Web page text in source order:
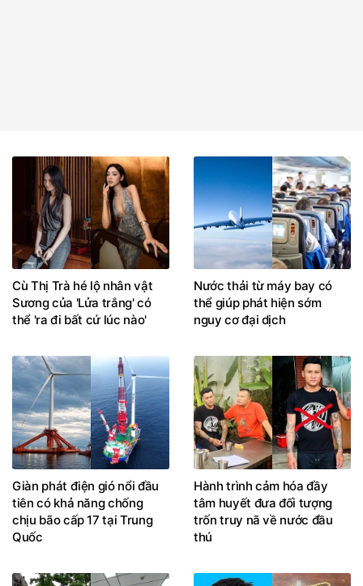
Cù Thị Trà hé lộ nhân vật
Sương của 'Lửa trắng' có
thể 'ra đi bất cứ lúc nào'
Nước thải từ máy bay có
thể giúp phát hiện sớm
nguy cơ đại dịch
Giàn phát điện gió nổi đầu
tiên có khả năng chống
chịu bão cấp 17 tại Trung
Quốc
Hành trình cảm hóa đầy
tâm huyết đưa đối tượng
trốn truy nã về nước đầu
thú